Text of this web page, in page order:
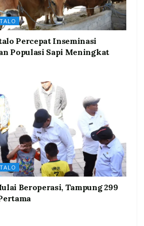
Percepat Inseminasi
Populasi Sapi Meningkat
Beroperasi, Tampung 299